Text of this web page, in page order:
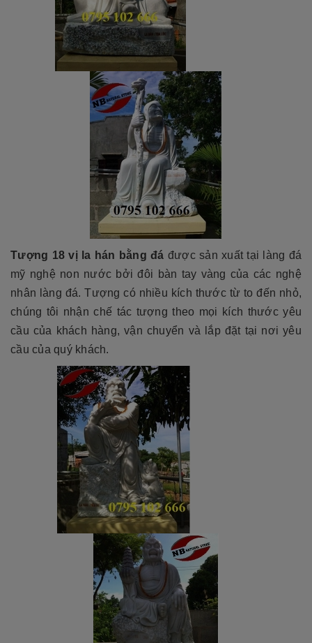
Tượng 18 vị la hán bằng đá được sản xuất tại làng đá
mỹ nghệ non nước bởi đôi bàn tay vàng của các nghệ
nhân làng đá. Tượng có nhiều kích thước từ to đến nhỏ,
chúng tôi nhận chế tác tượng theo mọi kích thước yêu
cầu của khách hàng, vận chuyển và lắp đặt tại nơi yêu
cầu của quý khách.